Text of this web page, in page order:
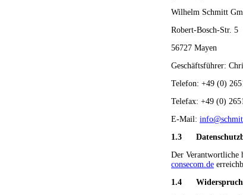
Wilhelm Schmitt
Robert-Bosch-Str. 5
56727 Mayen
Geschäftsführer:
Telefon: +49 (0)
Telefax: +49 (0)
E-Mail:
1.3
Der Verantwortliche
consecom.de
1.4